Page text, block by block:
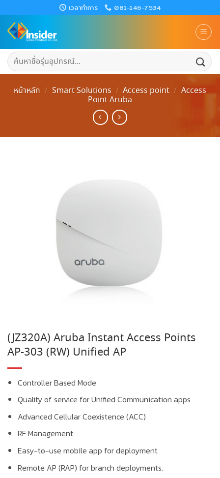
to
content
เวลาทำการ 081-146-7534
ค้นหา:
หน้าหลัก / Smart Solutions / Access​ point / Access
Point Aruba
(JZ320A) Aruba Instant Access Points
AP-303 (RW) Unified AP
Controller Based Mode
Quality of service for Unified Communication apps
Advanced Cellular Coexistence (ACC)
RF Management
Easy-to-use mobile app for deployment
Remote AP (RAP) for branch deployments.